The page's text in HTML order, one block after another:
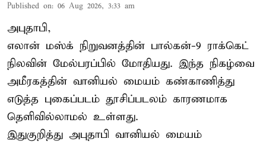
Published on: 06 Aug 2026, 3:33 am
அபுதாபி,
எலான் மஸ்க் நிறுவனத்தின் பால்கன்-9 ராக்கெட்
நிலவின் மேல்பரப்பில் மோதியது. இந்த நிகழ்வை
அமீரகத்தின் வானியல் மையம் கண்காணித்து
எடுத்த புகைப்படம் தூசிப்படலம் காரணமாக
தெளிவில்லாமல் உள்ளது.
இதுகுறித்து அபுதாபி வானியல் மையம்